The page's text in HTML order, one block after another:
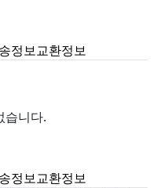
정보교환정보
습니다.
정보교환정보